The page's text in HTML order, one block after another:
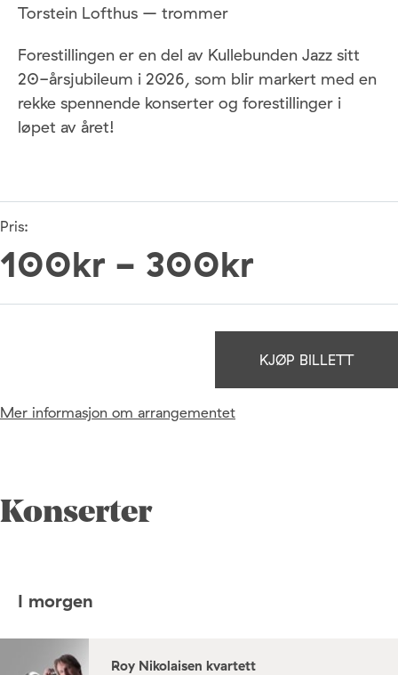
Torstein Lofthus – trommer
Forestillingen er en del av Kullebunden Jazz sitt
20-årsjubileum i 2026, som blir markert med en
rekke spennende konserter og forestillinger i
løpet av året!
Pris:
100kr - 300kr
KJØP BILLETT
Mer informasjon om arrangementet
Konserter
I morgen
Roy Nikolaisen kvartett